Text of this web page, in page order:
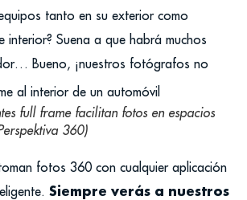
tanto en su exterior como
interior? Suena a que habrá muchos
full framefacilitan fotos en espacios
360)
Bueno, ¡nuestros fotógrafos no
fotos 360 con cualquier aplicación
Siempre verás a nuestros